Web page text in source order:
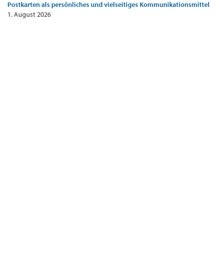
Postkarten als persönliches und vielseitiges Kommunikationsmittel
1. August 2026